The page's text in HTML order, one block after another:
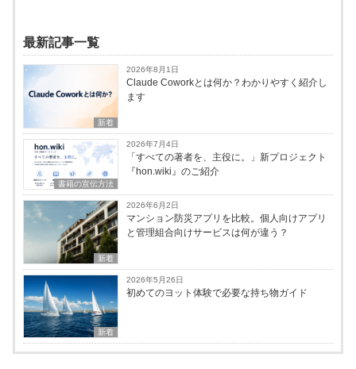
最新記事一覧
新着
2026年8月1日
Claude Coworkとは何か？わかりやすく紹介し
ます
書籍の宣伝方法
2026年7月4日
「すべての著者を、主役に。」新プロジェクト
『hon.wiki』のご紹介
新着
2026年6月2日
マンション防災アプリを比較。個人向けアプリ
と管理組合向けサービスは何が違う？
新着
2026年5月26日
初めてのヨット体験で必要な持ち物ガイド